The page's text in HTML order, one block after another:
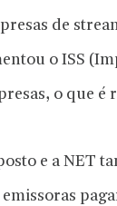
de
o ISS
o que é
e a NET